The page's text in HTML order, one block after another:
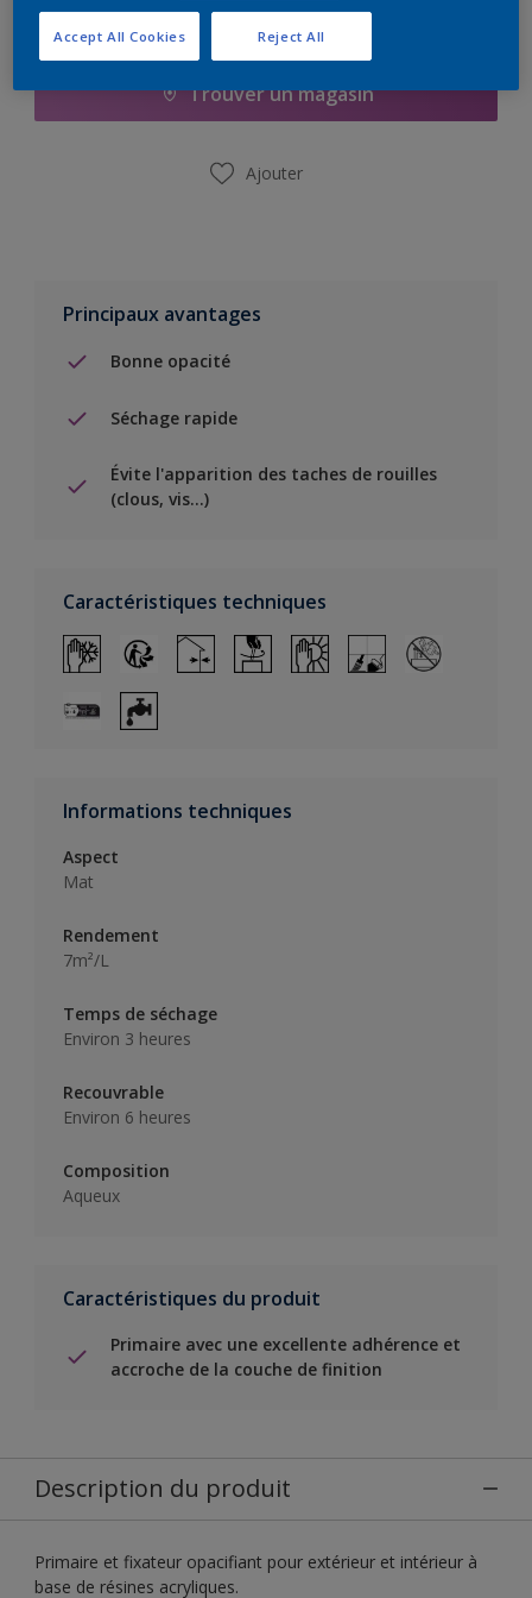
Ajouter à la liste d’achats
Trouver un magasin
Ajouter
Principaux avantages
Bonne opacité
Séchage rapide
Évite l'apparition des taches de rouilles
(clous, vis…)
Caractéristiques techniques
Informations techniques
Aspect
Mat
Rendement
7m²/L
Temps de séchage
Environ 3 heures
Recouvrable
Environ 6 heures
Composition
Aqueux
Caractéristiques du produit
Primaire avec une excellente adhérence et
accroche de la couche de finition
Description du produit
Primaire et fixateur opacifiant pour extérieur et intérieur à
base de résines acryliques.
Reject All
Accept All Cookies